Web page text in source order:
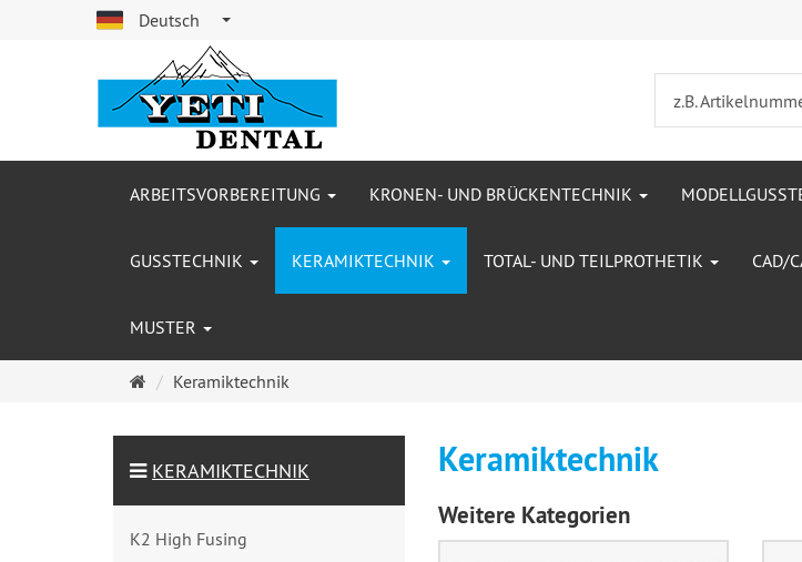
Deutsch
ARBEITSVORBEREITUNG KRONEN- UND BRÜCKENTECHNIK
GUSSTECHNIK KERAMIKTECHNIK TOTAL- UND TEILPROTHETIK CAD/
MUSTER
Startseite
Keramiktechnik
Keramiktechnik
Weitere Kategorien
KERAMIKTECHNIK
K2 High Fusing